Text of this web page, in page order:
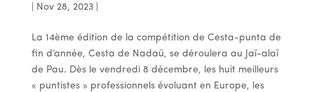
Nov 28, 2023|
La 14ème édition de la compétition de Cesta-punta de
fin d’année, Cesta de Nadaü, se déroulera au Jaï-alaï
de Pau. Dès le vendredi 8 décembre, les huit meilleurs
« puntistes » professionnels évoluant en Europe, les